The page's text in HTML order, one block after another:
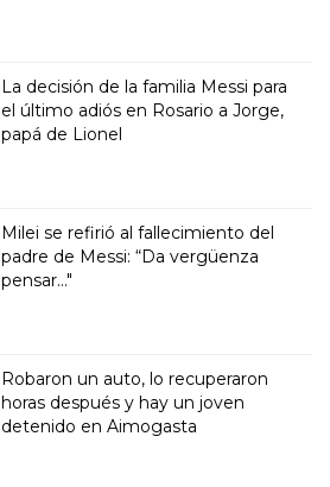
La decisión de la familia Messi para
el último adiós en Rosario a Jorge,
papá de Lionel
Milei se refirió al fallecimiento del
padre de Messi: “Da vergüenza
pensar..."
Robaron un auto, lo recuperaron
horas después y hay un joven
detenido en Aimogasta